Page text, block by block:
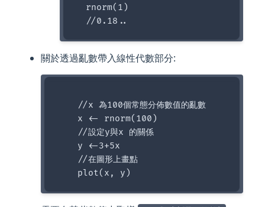
  rnorm(1)
關於透過亂數帶入線性代數部分:
    //x 為100個常態分佈數值的亂數
    x <- rnorm(100)
    //設定y與x 的關係
    y <-3+5x
    //在圖形上畫點